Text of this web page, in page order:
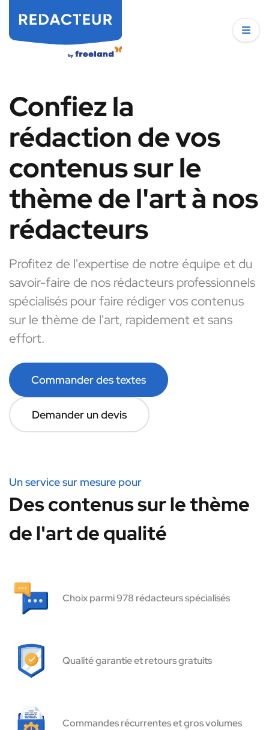
Confiez la
rédaction de vos
contenus sur le
thème de l'art à nos
rédacteurs
Profitez de l'expertise de notre équipe et du
savoir-faire de nos rédacteurs professionnels
spécialisés pour faire rédiger vos contenus
sur le thème de l'art, rapidement et sans
effort.
Commander des textes
Demander un devis
Un service sur mesure pour
Des contenus sur le thème
de l'art de qualité
Choix parmi 978 rédacteurs spécialisés
Qualité garantie et retours gratuits
Commandes récurrentes et gros volumes